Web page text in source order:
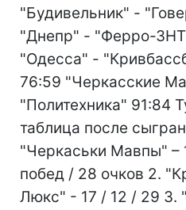
"Будивельник" -
"Днепр" - "Ферро-
"Одесса" -
76:59 "Черкасские
"Политехника" 91:84
таблица после
"Черкаськи Мавпы" –
побед / 28 очков 2.
Люкс" - 17 / 12 / 29 3.